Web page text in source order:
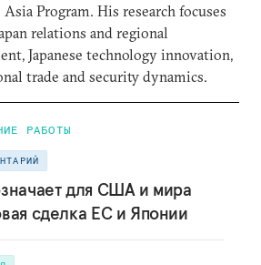
Asia Program. His research focuses
relations and regional
Japanese technology innovation,
trade and security dynamics.
РАБОТЫ
для США и мира
сделка ЕС и Японии